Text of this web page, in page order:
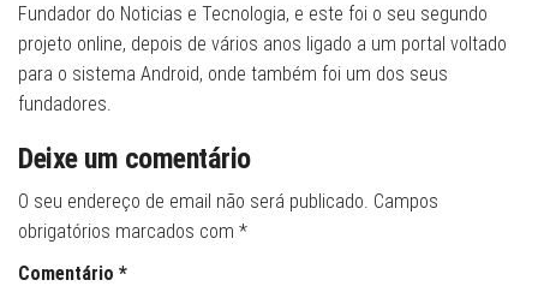
Fundador do Noticias e Tecnologia, e este foi o seu segundo
projeto online, depois de vários anos ligado a um portal voltado
para o sistema Android, onde também foi um dos seus
fundadores.
Deixe um comentário
O seu endereço de email não será publicado. Campos
obrigatórios marcados com *
Comentário *